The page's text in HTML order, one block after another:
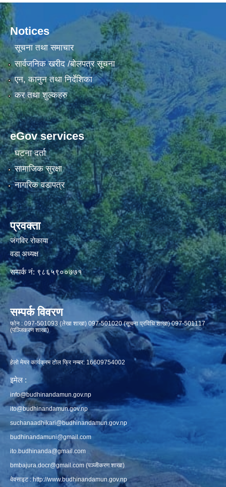
Notices
सूचना तथा समाचार
सार्वजनिक खरीद /बोलपत्र सूचना
एन, कानुन तथा निर्देशिका
कर तथा शुल्कहरु
eGov services
घटना दर्ता
सामाजिक सुरक्षा
नागरिक वडापत्र
प्रवक्ता
जंगविर रोकाया
वडा अध्यक्ष
सम्पर्क नं: ९८६५९००७७१
सम्पर्क विवरण
फाेन : 097-501093 (लेखा शाखा) 097-501020 (सूचना प्रविधि शाखा) 097-501117
(पञ्जिकरण शाखा)
हेलो मेयर कार्यक्रम टोल फ्रि नम्बर: 16609754002
इमेल :
info@budhinandamun.gov.np
ito@budhinandamun.gov.np
suchanaadhikari@budhinandamun.gov.np
budhinandamuni@gmail.com
ito.budhinanda@gmail.com
bmbajura.docr@gmail.com (पञ्जीकरण शाखा)
वेवसाइट :http://www.budhinandamun.gov.np